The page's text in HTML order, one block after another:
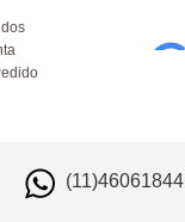
(11)46061844